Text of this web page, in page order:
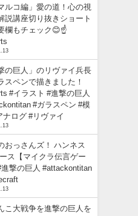
ルコ編」愛の道！心の視
説講座切り抜きショート
欄もチェック😊☝️
の巨人」のリヴァイ兵長
スペンで描きました！
#イラスト #進撃の巨人
#ガラスペン #模
ナログ #リヴァイ
おっさんズ！ ハンネス
ス【マイクラ伝言ゲー
進撃の巨人 #attackontitan
こ大戦争を進撃の巨人を